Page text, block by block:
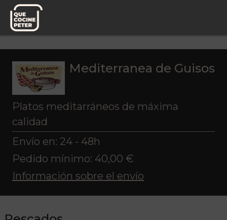
Pedido semanal
Mediterranea de Guisos
Platos meditarráneos de máxima
calidad
Envío en: 24 - 48h
Pedido mínimo: 40,00 €
Información sobre el envío